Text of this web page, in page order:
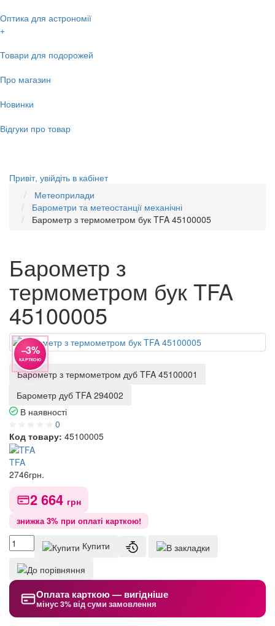
Оптика для астрономії
+
Товари для подорожей
Про магазин
Новинки
Відгуки про товар
Привіт, увійдіть в кабінет
Метеоприлади
Барометри та метеостанції механічні
Барометр з термометром бук TFA 45100005
Барометр з
термометром бук TFA
45100005
−3%
КАРТКОЮ
Барометр з термометром дуб TFA 45100001
Барометр дуб TFA 294002
В наявності
0
Код товару: 45100005
TFA
2746грн.
2 664 грн
знижка 3% при оплаті карткою!
Купити
Оплата карткою — вигідніше
мінус 3% від суми замовлення